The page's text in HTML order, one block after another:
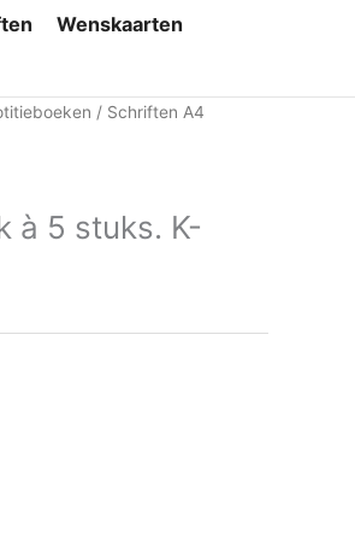
Wenskaarten
/ Schriften A4
à 5 stuks. K-